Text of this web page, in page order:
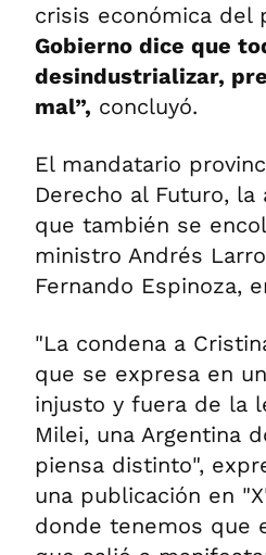
crisis económica del
Gobierno dice que
desindustrializar,
mal”, concluyó.
El mandatario
Derecho al Futuro,
que también se
ministro Andrés
Fernando Espinoza,
"La condena a
que se expresa en
injusto y fuera de la
Milei, una Argentina
piensa distinto",
una publicación en
donde tenemos que